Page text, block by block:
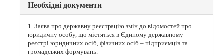
Необхідні документи
1. Заява про державну реєстрацію змін до відомостей про
юридичну особу, що містяться в Єдиному державному
реєстрі юридичних осіб, фізичних осіб – підприємців та
громадських формувань.